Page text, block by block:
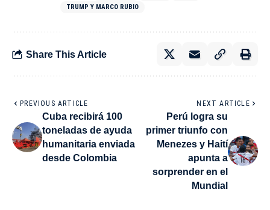
TRUMP Y MARCO RUBIO
Share This Article
PREVIOUS ARTICLE
Cuba recibirá 100
toneladas de ayuda
humanitaria enviada
desde Colombia
NEXT ARTICLE
Perú logra su
primer triunfo con
Menezes y Haití
apunta a
sorprender en el
Mundial